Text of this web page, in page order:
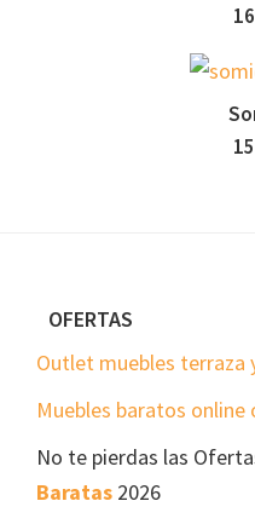
FooterOFERTAS
Outlet muebles terraza
Muebles baratos
No te pierdas las
Baratas 2026